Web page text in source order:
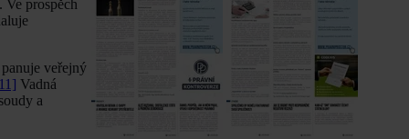
Ve prospěch
veřejný
Vadná
a